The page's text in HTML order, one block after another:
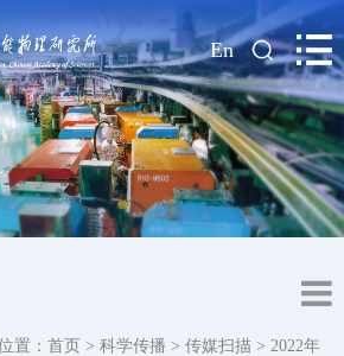
| En
置： 首页 > 科学传播 > 传媒扫描 > 2022年